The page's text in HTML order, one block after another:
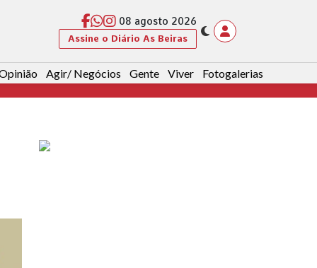
08 agosto 2026
Assine o Diário As Beiras
Agir/ Negócios Gente Viver Fotogalerias